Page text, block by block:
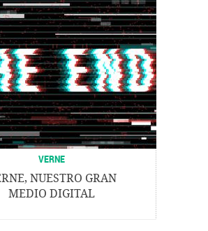
VERNE
NUESTRO GRAN
MEDIO DIGITAL